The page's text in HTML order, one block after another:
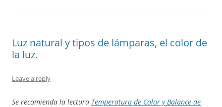
Luz natural y tipos de lámparas, el color de
la luz.
Leave a reply
Se recomienda la lectura Temperatura de Color y Balance de